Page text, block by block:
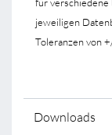
jeweiligen
Toleranzen von
Downloads